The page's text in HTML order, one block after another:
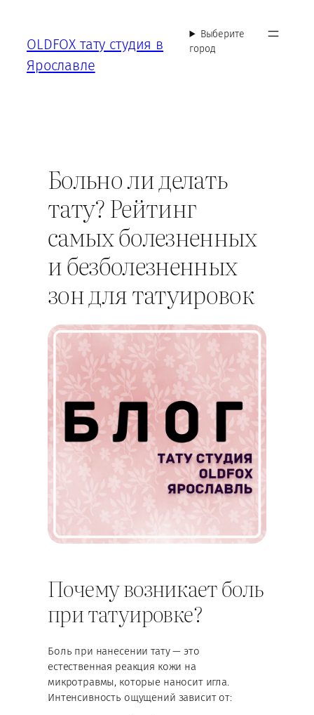
содержимому
OLDFOX тату студия в
Ярославле
Выберите
город
Больно ли делать
тату? Рейтинг
самых болезненных
и безболезненных
зон для татуировок
Почему возникает боль
при татуировке?
Боль при нанесении тату — это
естественная реакция кожи на
микротравмы, которые наносит игла.
Интенсивность ощущений зависит от: